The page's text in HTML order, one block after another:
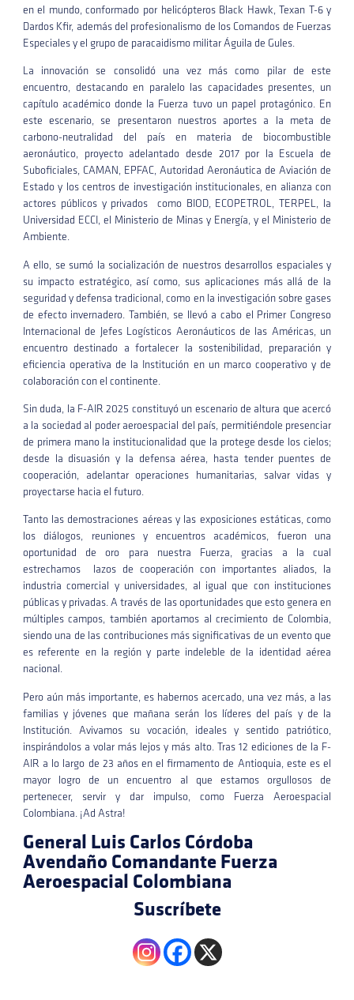
en el mundo, conformado por helicópteros Black Hawk, Texan T-6 y
Dardos Kfir, además del profesionalismo de los Comandos de Fuerzas
Especiales y el grupo de paracaidismo militar Águila de Gules.
La innovación se consolidó una vez más como pilar de este
encuentro, destacando en paralelo las capacidades presentes, un
capítulo académico donde la Fuerza tuvo un papel protagónico. En
este escenario, se presentaron nuestros aportes a la meta de
carbono-neutralidad del país en materia de biocombustible
aeronáutico, proyecto adelantado desde 2017 por la Escuela de
Suboficiales, CAMAN, EPFAC, Autoridad Aeronáutica de Aviación de
Estado y los centros de investigación institucionales, en alianza con
actores públicos y privados como BIOD, ECOPETROL, TERPEL, la
Universidad ECCI, el Ministerio de Minas y Energía, y el Ministerio de
Ambiente.
A ello, se sumó la socialización de nuestros desarrollos espaciales y
su impacto estratégico, así como, sus aplicaciones más allá de la
seguridad y defensa tradicional, como en la investigación sobre gases
de efecto invernadero. También, se llevó a cabo el Primer Congreso
Internacional de Jefes Logísticos Aeronáuticos de las Américas, un
encuentro destinado a fortalecer la sostenibilidad, preparación y
eficiencia operativa de la Institución en un marco cooperativo y de
colaboración con el continente.
Sin duda, la F-AIR 2025 constituyó un escenario de altura que acercó
a la sociedad al poder aeroespacial del país, permitiéndole presenciar
de primera mano la institucionalidad que la protege desde los cielos;
desde la disuasión y la defensa aérea, hasta tender puentes de
cooperación, adelantar operaciones humanitarias, salvar vidas y
proyectarse hacia el futuro.
Tanto las demostraciones aéreas y las exposiciones estáticas, como
los diálogos, reuniones y encuentros académicos, fueron una
oportunidad de oro para nuestra Fuerza, gracias a la cual
estrechamos lazos de cooperación con importantes aliados, la
industria comercial y universidades, al igual que con instituciones
públicas y privadas. A través de las oportunidades que esto genera en
múltiples campos, también aportamos al crecimiento de Colombia,
siendo una de las contribuciones más significativas de un evento que
es referente en la región y parte indeleble de la identidad aérea
nacional.
Pero aún más importante, es habernos acercado, una vez más, a las
familias y jóvenes que mañana serán los líderes del país y de la
Institución. Avivamos su vocación, ideales y sentido patriótico,
inspirándolos a volar más lejos y más alto. Tras 12 ediciones de la F-
AIR a lo largo de 23 años en el firmamento de Antioquia, este es el
mayor logro de un encuentro al que estamos orgullosos de
pertenecer, servir y dar impulso, como Fuerza Aeroespacial
Colombiana. ¡Ad Astra!
General Luis Carlos Córdoba
Avendaño Comandante Fuerza
Aeroespacial Colombiana
Suscríbete